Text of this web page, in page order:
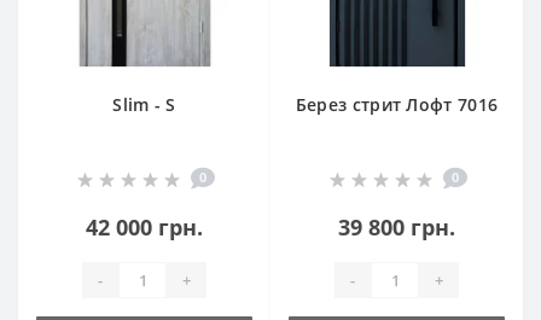
Slim - S
0
42 000 грн.
- +
Берез стрит Лофт 7016
0
39 800 грн.
- +